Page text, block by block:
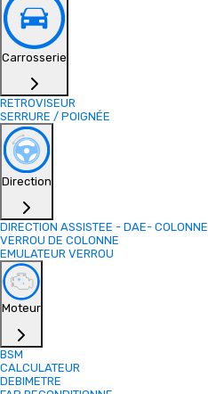
Carrosserie
RETROVISEUR
SERRURE / POIGNÉE
Direction
DIRECTION ASSISTEE - DAE- COLONNE
VERROU DE COLONNE
EMULATEUR VERROU
Moteur
BSM
CALCULATEUR
DEBIMETRE